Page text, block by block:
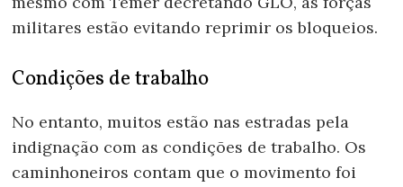
militares estão evitando reprimir os bloqueios.
Condições de trabalho
No entanto, muitos estão nas estradas pela
indignação com as condições de trabalho. Os
caminhoneiros contam que o movimento foi